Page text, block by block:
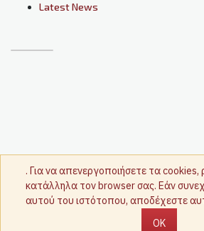
Latest News
. Για να απενεργοποιήσετε τα cookies,
κατάλληλα τον browser σας. Εάν
αυτού του ιστότοπου, αποδέχεστε
OK